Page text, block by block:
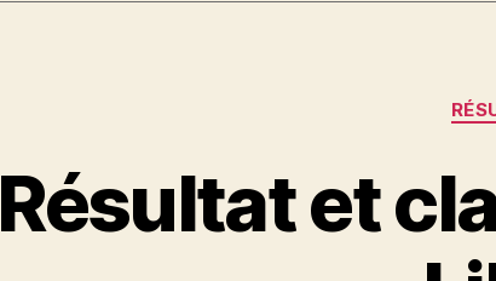
Résultat et